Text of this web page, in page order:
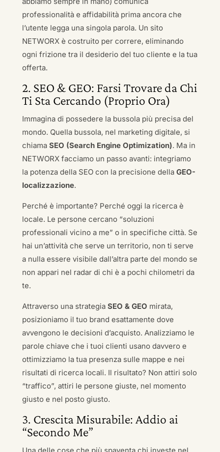
professionalità e affidabilità prima ancora che
l’utente legga una singola parola. Un sito
NETWORX è costruito per correre, eliminando
ogni frizione tra il desiderio del tuo cliente e la tua
offerta.
2. SEO & GEO: Farsi Trovare da Chi
Ti Sta Cercando (Proprio Ora)
Immagina di possedere la bussola più precisa del
mondo. Quella bussola, nel marketing digitale, si
chiama SEO (Search Engine Optimization). Ma in
NETWORX facciamo un passo avanti: integriamo
la potenza della SEO con la precisione della GEO-
localizzazione.
Perché è importante? Perché oggi la ricerca è
locale. Le persone cercano “soluzioni
professionali vicino a me” o in specifiche città. Se
hai un’attività che serve un territorio, non ti serve
a nulla essere visibile dall’altra parte del mondo se
non appari nel radar di chi è a pochi chilometri da
te.
Attraverso una strategia SEO & GEO mirata,
posizioniamo il tuo brand esattamente dove
avvengono le decisioni d’acquisto. Analizziamo le
parole chiave che i tuoi clienti usano davvero e
ottimizziamo la tua presenza sulle mappe e nei
risultati di ricerca locali. Il risultato? Non attiri solo
“traffico”, attiri le persone giuste, nel momento
giusto e nel posto giusto.
3. Crescita Misurabile: Addio ai
“Secondo Me”